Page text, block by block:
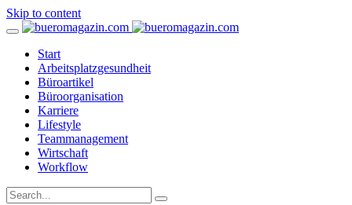
Skip to content
Start
Arbeitsplatzgesundheit
Büroartikel
Büroorganisation
Karriere
Lifestyle
Teammanagement
Wirtschaft
Workflow